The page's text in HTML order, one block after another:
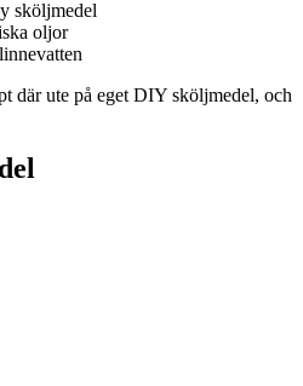
oljor
där ute på eget DIY sköljmedel, och